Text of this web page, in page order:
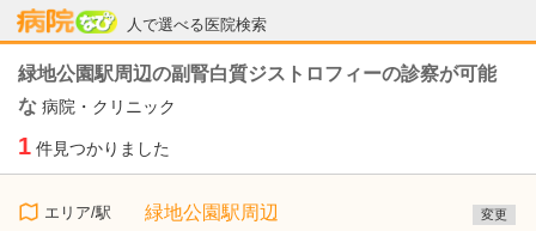
人で選べる医院検索
病院なび
緑地公園駅周辺の副腎白質ジストロフィーの診察が可能
な 病院・クリニック
1 件見つかりました
エリア/駅 緑地公園駅周辺 変更